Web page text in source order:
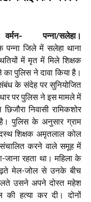
पन्ना/सलेहा।
पन्ना जिले में सलेहा थाना
में मृत में मिले शिक्षक
पुलिस ने दावा किया है।
के संदेह पर सुनियोजित
पर पुलिस ने इस मामले में
निवासी रामिकशोर
है। पुलिस के अनुसार ग्राम
शिक्षक अमृतलाल कोल
संचालित करने वाले समूह में
रहता था। महिला के
बढ़ते मेल-जोल से उनके बीच
उसने अपने दोस्त महेश
हत्या कर दी। दोनों